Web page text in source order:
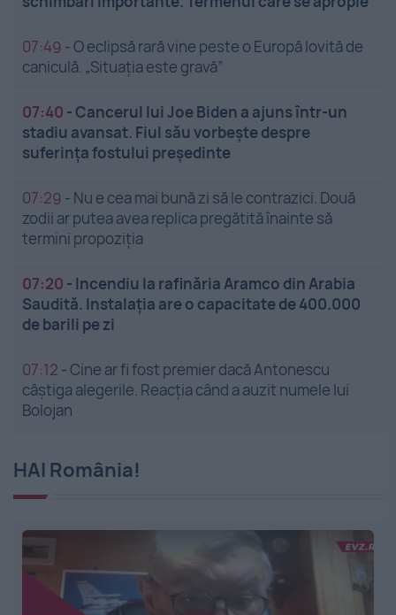
07:49 -O eclipsă rară vine peste o Europă lovită de
caniculă. „Situația este gravă”
07:40 -Cancerul lui Joe Biden a ajuns într-un
stadiu avansat. Fiul său vorbește despre
suferința fostului președinte
07:29 - Nu e cea mai bună zi să le contrazici. Două
zodii ar putea avea replica pregătită înainte să
termini propoziția
07:20 - Incendiu la rafinăria Aramco din Arabia
Saudită. Instalația are o capacitate de 400.000
de barili pe zi
07:12 -Cine ar fi fost premier dacă Antonescu
câștiga alegerile. Reacția când a auzit numele lui
Bolojan
HAI România!